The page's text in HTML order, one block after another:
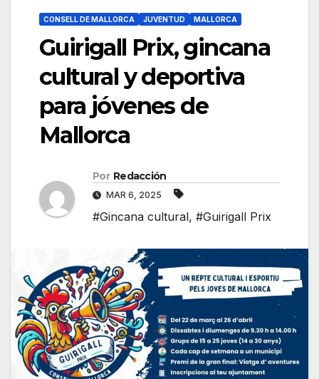
CONSELL DE MALLORCA JUVENTUD MALLORCA
Guirigall Prix, gincana
cultural y deportiva
para jóvenes de
Mallorca
Por Redacción
MAR 6, 2025
#Gincana cultural, #Guirigall Prix